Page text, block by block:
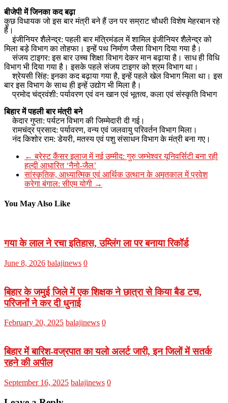
बीजेपी में जिनका कद बढ़ा
कुछ विधायक जो इस बार मंत्री बने हैं उन पर सम्राट चौधरी विशेष मेहरबान रहे
हैं।
इंजीनियर शैलेन्द्र: पहली बार मंत्रिमंडल में शामिल इंजीनियर शैलेन्द्र को
मिला बड़े विभाग का तोहफा। इन्हें पथ निर्माण जैसा विभाग दिया गया है।
संजय टाइगर: इस बार उच्च शिक्षा विभाग देकर मान बढ़ाया है। साध ही विधि
विभाग भी दिया गया है। इसके पहले संजय टाइगर को श्रम विभाग था।
श्रेयसी सिंह: इनका कद बढ़ाया गया है, इन्हें पहले खेल विभाग मिला था। इस
बार इस विभाग के साथ ही इन्हें उद्योग भी मिला है।
प्रमोद चंद्रवंशी: पर्यावरण एवं वन खान एवं भूतत्व, कला एवं संस्कृति विभाग
बिहार में पहली बार मंत्री बने
केदार गुप्ता: पर्यटन विभाग की जिम्मेदारी दी गई।
रामचंद्र प्रसाद: पर्यावरण, वन्य एवं जलवायु परिवर्तन विभाग मिला।
नंद किशोर राम: डेयरी, मतस्य एवं पशु संसाधन विभाग के मंत्री बना गए।
← ब्रेस्ट कैंसर इलाज में नई उम्मीद: गुरु जम्भेश्वर यूनिवर्सिटी बना रही
हल्दी आधारित ‘नैनो-जैल’
सांस्कृतिक, आध्यात्मिक एवं आर्थिक उत्थान के अमृतकाल में प्रवेश
करेगा बंगाल: सीएम योगी →
You May Also Like
गया के लाल ने रचा इतिहास, उम्लिंग ला पर बनाया रिकॉर्ड
June 8, 2026 balajinews 0
बिहार के जमुई जिले में एक शिक्षक ने छात्रा से किया बैड टच,
परिजनों ने कर दी धुनाई
February 20, 2025 balajinews 0
बिहार में बारिश-वज्रपात का यलो अलर्ट जारी, इन जिलों में सतर्क
रहने की अपील
September 16, 2025 balajinews 0